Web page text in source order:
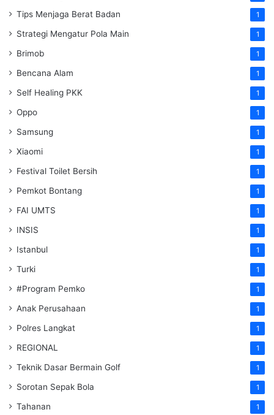
Tips Menjaga Berat Badan 1
Strategi Mengatur Pola Main 1
Brimob 1
Bencana Alam 1
Self Healing PKK 1
Oppo 1
Samsung 1
Xiaomi 1
Festival Toilet Bersih 1
Pemkot Bontang 1
FAI UMTS 1
INSIS 1
Istanbul 1
Turki 1
#Program Pemko 1
Anak Perusahaan 1
Polres Langkat 1
REGIONAL 1
Teknik Dasar Bermain Golf 1
Sorotan Sepak Bola 1
Tahanan 1